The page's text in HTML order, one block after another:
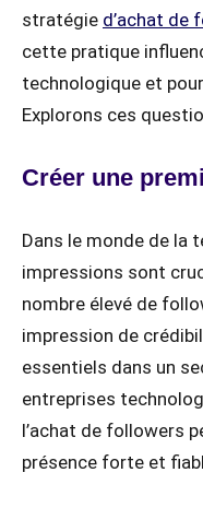
stratégie d’achat de
cette pratique
technologique et
Explorons ces
Créer une
Dans le monde de la
impressions sont
nombre élevé de
impression de
essentiels dans un
entreprises
l’achat de followers
présence forte et